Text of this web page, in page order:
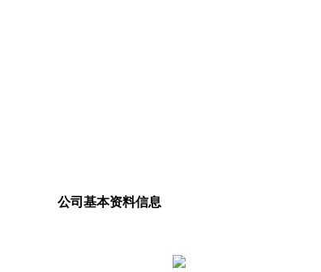
公司基本资料信息